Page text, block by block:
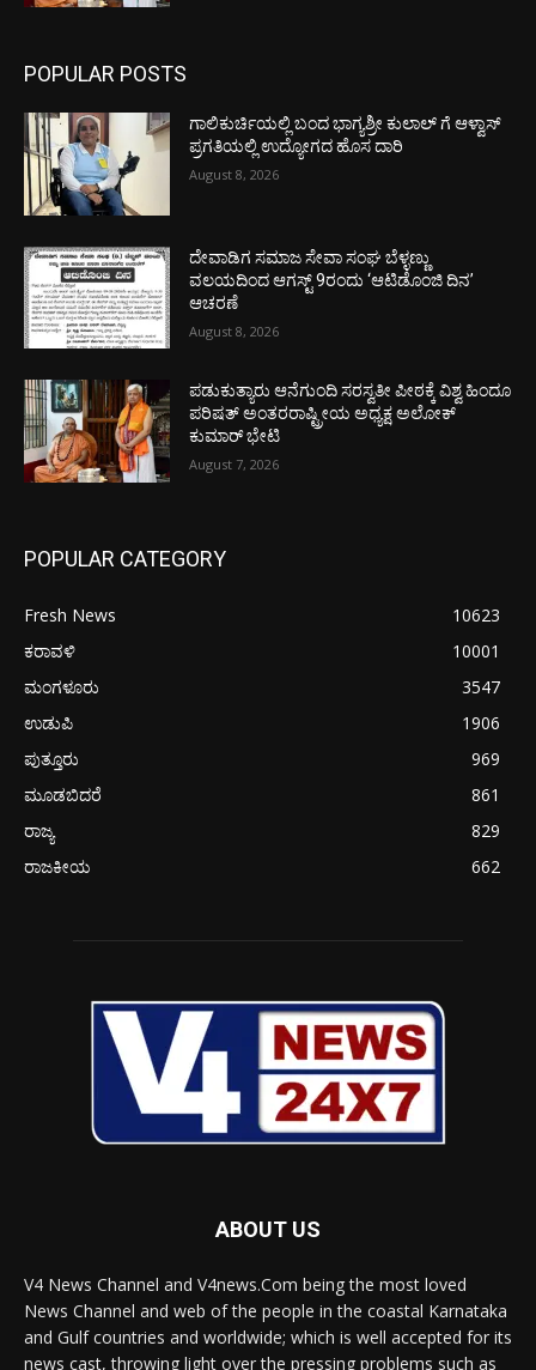
POPULAR POSTS
ಗಾಲಿಕುರ್ಚಿಯಲ್ಲಿ ಬಂದ ಭಾಗ್ಯಶ್ರೀ ಕುಲಾಲ್ ಗೆ ಆಳ್ವಾಸ್
ಪ್ರಗತಿಯಲ್ಲಿ ಉದ್ಯೋಗದ ಹೊಸ ದಾರಿ
August 8, 2026
ದೇವಾಡಿಗ ಸಮಾಜ ಸೇವಾ ಸಂಘ ಬೆಳ್ಳಣ್ಣು
ವಲಯದಿಂದ ಆಗಸ್ಟ್ 9ರಂದು ‘ಆಟಿಡೊಂಜಿ ದಿನ’
ಆಚರಣೆ
August 8, 2026
ಪಡುಕುತ್ಯಾರು ಆನೆಗುಂದಿ ಸರಸ್ವತೀ ಪೀಠಕ್ಕೆ ವಿಶ್ವ ಹಿಂದೂ
ಪರಿಷತ್ ಅಂತರರಾಷ್ಟ್ರೀಯ ಅಧ್ಯಕ್ಷ ಅಲೋಕ್
ಕುಮಾರ್ ಭೇಟಿ
August 7, 2026
POPULAR CATEGORY
Fresh News
10623
ಕರಾವಳಿ
10001
ಮಂಗಳೂರು
3547
ಉಡುಪಿ
1906
ಪುತ್ತೂರು
969
ಮೂಡಬಿದರೆ
861
ರಾಜ್ಯ
829
ರಾಜಕೀಯ
662
ABOUT US
V4 News Channel and V4news.Com being the most loved
News Channel and web of the people in the coastal Karnataka
and Gulf countries and worldwide; which is well accepted for its
news cast, throwing light over the pressing problems such as